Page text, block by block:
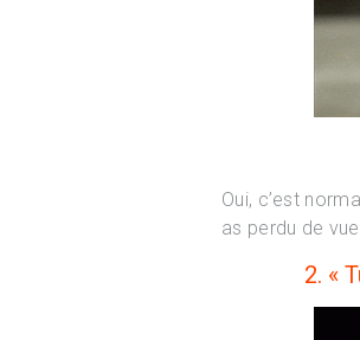
Oui, c’est
as perdu de
2. «